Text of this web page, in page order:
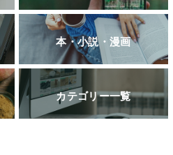
本・小説・漫画
カテゴリー一覧